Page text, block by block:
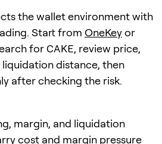
the wallet environment with
Start from OneKeyor
forCAKE, review price,
distance, then
after checking the risk.
margin, and liquidation
cost and margin pressure